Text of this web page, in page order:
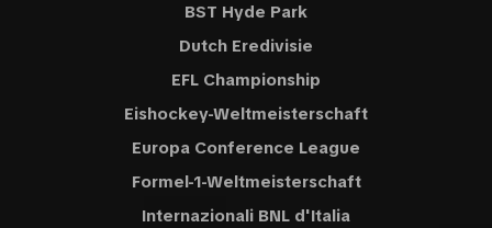
BST Hyde Park
Dutch Eredivisie
EFL Championship
Eishockey-Weltmeisterschaft
Europa Conference League
Formel-1-Weltmeisterschaft
Internazionali BNL d'Italia